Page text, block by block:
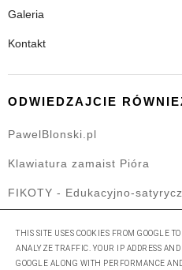
Galeria
Kontakt
ODWIEDZAJCIE
PawelBlonski.pl
Klawiatura zamaist Pióra
FIKOTY - Edukacyjno-
THIS SITE USES COOKIES FROM GOOGLE
ANALYZE TRAFFIC. YOUR IP ADDRESS
GOOGLE ALONG WITH PERFORMANCE